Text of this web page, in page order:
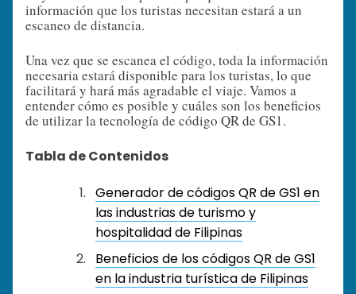
información que los turistas necesitan estará a un
escaneo de distancia.
Una vez que se escanea el código, toda la información
necesaria estará disponible para los turistas, lo que
facilitará y hará más agradable el viaje. Vamos a
entender cómo es posible y cuáles son los beneficios
de utilizar la tecnología de código QR de GS1.
Tabla de Contenidos
Generador de códigos QR de GS1 en
las industrias de turismo y
hospitalidad de Filipinas
Beneficios de los códigos QR de GS1
en la industria turística de Filipinas